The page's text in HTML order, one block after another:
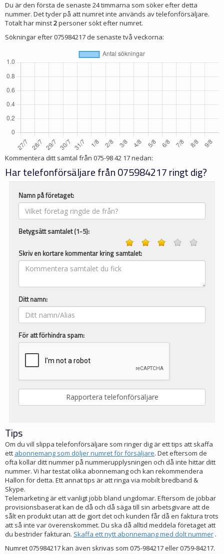
Du är den första de senaste 24 timmarna som söker efter detta
nummer. Det tyder på att numret inte används av telefonförsäljare.
Totalt har minst2personer sökt efter numret.
Sökningar efter 075984217 de senaste två veckorna:
Kommentera ditt samtal från 075-98 42 17nedan:
Har telefonförsäljare från 075984217 ringt dig?
Namn på företaget:
Betygsätt samtalet (1-5):
Skriv en kortare kommentar kring samtalet:
Ditt namn:
För att förhindra spam:
Tips
Om du vill slippa telefonförsäljare som ringer dig är ett tips att skaffa
ett abonnemang som döljer numret för försäljare. Det eftersom de
ofta kollar ditt nummer på nummerupplysningen och då inte hittar ditt
nummer. Vi har testat olika abonnemang och kan rekommendera
Hallon för detta. Ett annat tips är att ringa via mobilt bredband &
Skype.
Telemarketing är ett vanligt jobb bland ungdomar. Eftersom de jobbar
provisionsbaserat kan de då och då säga till sin arbetsgivare att de
sålt en produkt utan att de gjort det och kunden får då en faktura trots
att så inte var överenskommet. Du ska då alltid meddela företaget att
du bestrider fakturan. Skaffa ett nytt abonnemang med dolt nummer .
Numret 075984217 kan även skrivas som 075-984217 eller 0759-84217.